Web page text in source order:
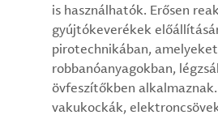
is használhatók. Erősen
gyújtókeverékek
pirotechnikában,
robbanóanyagokban,
övfeszítőkben
vakukockák,